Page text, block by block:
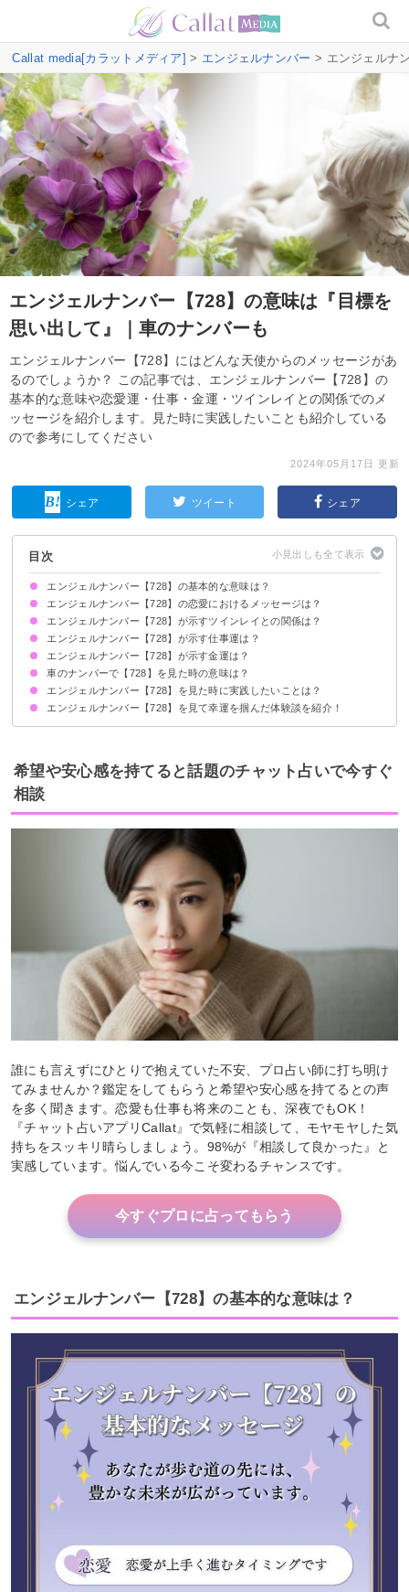
Callat media[カラットメディア] > エンジェルナンバー > エンジェルナ
エンジェルナンバー【728】の意味は『目標を
思い出して』｜車のナンバーも
エンジェルナンバー【728】にはどんな天使からのメッセージがあ
るのでしょうか？ この記事では、エンジェルナンバー【728】の
基本的な意味や恋愛運・仕事・金運・ツインレイとの関係でのメ
ッセージを紹介します。見た時に実践したいことも紹介している
ので参考にしてください
2024年05月17日 更新
シェア ツイート シェア
目次
エンジェルナンバー【728】の基本的な意味は？
自分の本来の目標を思い出しましょう
天使が必要なものは授けてくれます
エンジェルナンバー【728】の恋愛におけるメッセージは？
片思いしている時
復縁したい時
恋人との関係について
エンジェルナンバー【728】が示すツインレイとの関係は？
直感に従ってツインレイとの関係を進めましょう
サイレント期間の場合
エンジェルナンバー【728】が示す仕事運は？
エンジェルナンバー【728】が示す金運は？
車のナンバーで【728】を見た時の意味は？
エンジェルナンバー【728】を見た時に実践したいことは？
叶えたいことを紙に書き出す
天使への感謝の気持ちを忘れない
積極的に新しいことに取り組む
エンジェルナンバー【728】を見て幸運を掴んだ体験談を紹介！
キャリアアップできた
パートナーとの絆が深まった
思い切って独立した
希望や安心感を持てると話題のチャット占いで今すぐ
相談
誰にも言えずにひとりで抱えていた不安、プロ占い師に打ち明け
てみませんか？鑑定をしてもらうと希望や安心感を持てるとの声
を多く聞きます。恋愛も仕事も将来のことも、深夜でもOK！
『チャット占いアプリCallat』で気軽に相談して、モヤモヤした気
持ちをスッキリ晴らしましょう。98%が『相談して良かった』と
実感しています。悩んでいる今こそ変わるチャンスです。
今すぐプロに占ってもらう
エンジェルナンバー【728】の基本的な意味は？